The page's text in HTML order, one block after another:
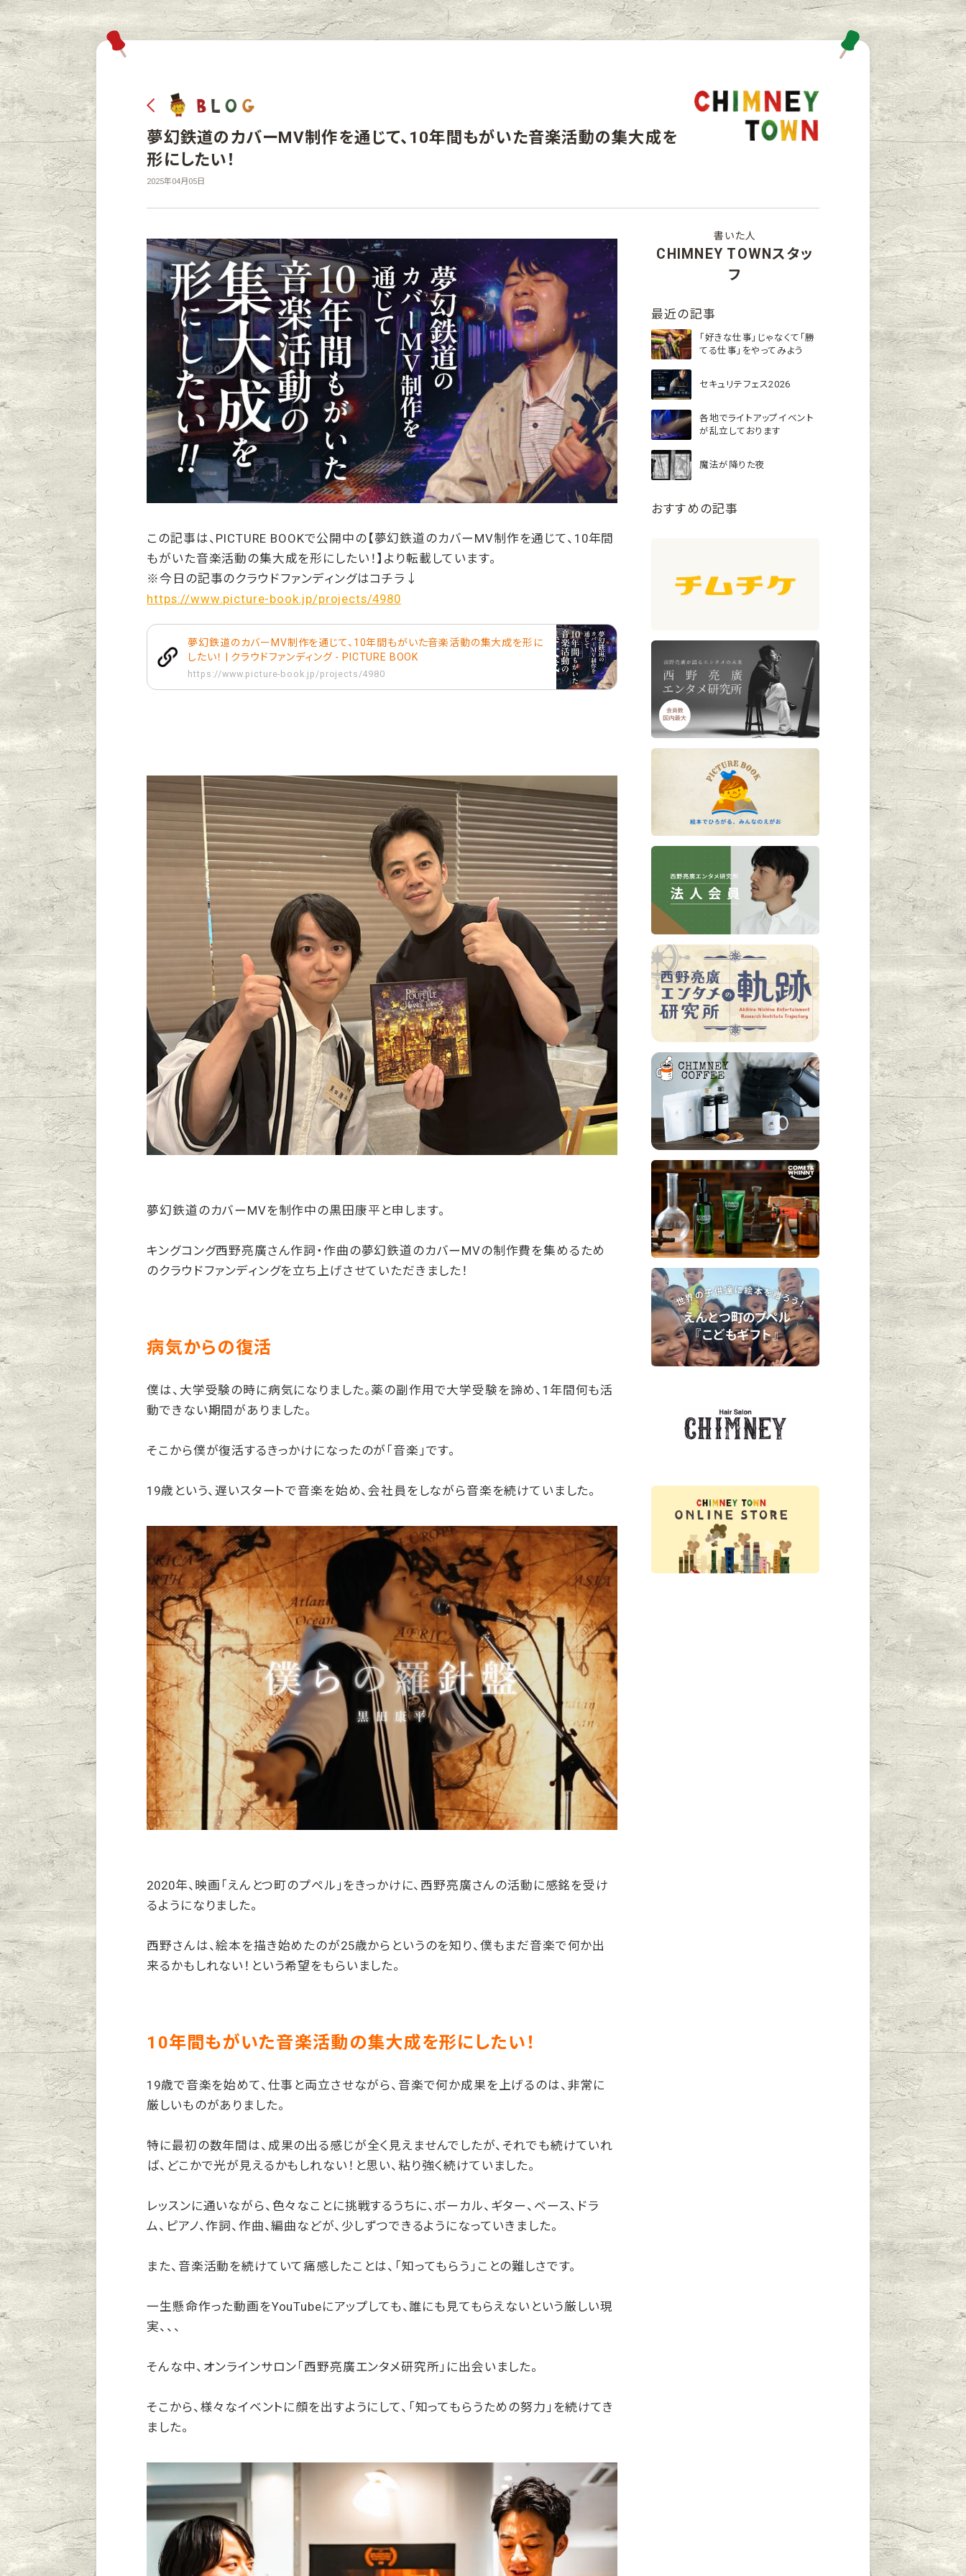
夢幻鉄道のカバーMV制作を通じて、10年間もがいた音楽活動の集大成を
形にしたい！
2025年04月05日
この記事は、PICTURE BOOKで公開中の【夢幻鉄道のカバーMV制作を通じて、10年間
もがいた音楽活動の集大成を形にしたい！】より転載しています。
※今日の記事のクラウドファンディングはコチラ↓
https://www.picture-book.jp/projects/4980
夢幻鉄道のカバーMV制作を通じて、10年間もがいた音楽活動の集大成を形に
したい！ | クラウドファンディング - PICTURE BOOK
https://www.picture-book.jp/projects/4980
夢幻鉄道のカバーMVを制作中の黒田康平と申します。
キングコング西野亮廣さん作詞・作曲の夢幻鉄道のカバーMVの制作費を集めるため
のクラウドファンディングを立ち上げさせていただきました！
病気からの復活
僕は、大学受験の時に病気になりました。薬の副作用で大学受験を諦め、1年間何も活
動できない期間がありました。
そこから僕が復活するきっかけになったのが「音楽」です。
19歳という、遅いスタートで音楽を始め、会社員をしながら音楽を続けていました。
2020年、映画「えんとつ町のプペル」をきっかけに、西野亮廣さんの活動に感銘を受け
るようになりました。
西野さんは、絵本を描き始めたのが25歳からというのを知り、僕もまだ音楽で何か出
来るかもしれない！という希望をもらいました。
10年間もがいた音楽活動の集大成を形にしたい！
19歳で音楽を始めて、仕事と両立させながら、音楽で何か成果を上げるのは、非常に
厳しいものがありました。
特に最初の数年間は、成果の出る感じが全く見えませんでしたが、それでも続けていれ
ば、どこかで光が見えるかもしれない！と思い、粘り強く続けていました。
レッスンに通いながら、色々なことに挑戦するうちに、ボーカル、ギター、ベース、ドラ
ム、ピアノ、作詞、作曲、編曲などが、少しずつできるようになっていきました。
また、音楽活動を続けていて痛感したことは、「知ってもらう」ことの難しさです。
一生懸命作った動画をYouTubeにアップしても、誰にも見てもらえないという厳しい現
実、、、
そんな中、オンラインサロン「西野亮廣エンタメ研究所」に出会いました。
そこから、様々なイベントに顔を出すようにして、「知ってもらうための努力」を続けてき
ました。
書いた人
CHIMNEY TOWNスタッ
フ
最近の記事
「好きな仕事」じゃなくて「勝
てる仕事」をやってみよう
セキュリテフェス2026
各地でライトアップイベント
が乱立しております
魔法が降りた夜
おすすめの記事